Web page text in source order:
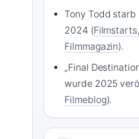
Tony Todd starb
2024 (
Filmmagazin).
„Final
wurde 2025
Filmeblog).